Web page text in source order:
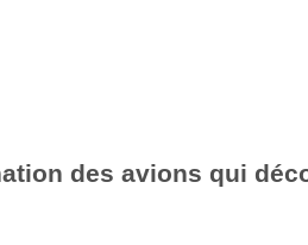
des avions qui